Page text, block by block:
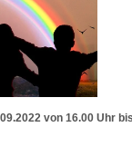
von 16.00 Uhr